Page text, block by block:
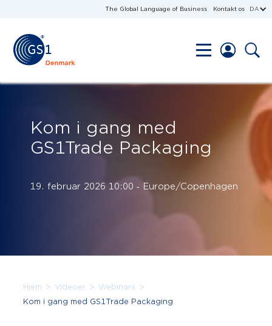
The Global Language of Business Kontakt os DA
Kom i gang med
GS1Trade Packaging
19. februar 2026 10:00 ‐ Europe/Copenhagen
Hjem > Videoer > Webinars >
Kom i gang med GS1Trade Packaging